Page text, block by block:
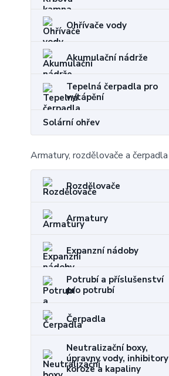
Ohřívače vody
Akumulační nádrže
Tepelná čerpadla pro
vytápění
Solární ohřev
Armatury, rozdělovače a čerpadla
Rozdělovače
Armatury
Expanzní nádoby
Potrubí a příslušenství
pro potrubí
Čerpadla
Neutralizační boxy,
úpravny vody, inhibitory
koroze a kapaliny